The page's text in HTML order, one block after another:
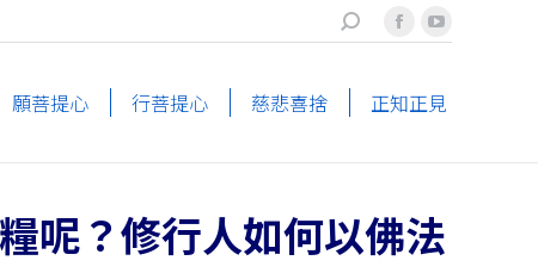
搜
索
Facebook
opens
YouTube
opens
願菩提心 行菩提心 慈悲喜捨 正知正見
呢？修行人如何以佛法